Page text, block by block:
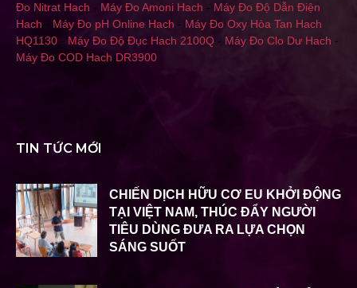
Đo Nitrat Hach - Máy Đo Amoni Hach - Máy Đo Độ Dẫn Điện
Hach - Máy Đo pH Online Hach - Máy Đo Oxy Hòa Tan Hach
HQ1130 - Máy Đo Độ Đục Hach 2100Q - Máy Đo Clo Dư Hach -
Máy Đo COD Hach DR3900
TIN TỨC MỚI
CHIẾN DỊCH HỮU CƠ EU KHỞI ĐỘNG
TẠI VIỆT NAM, THÚC ĐẨY NGƯỜI
TIÊU DÙNG ĐƯA RA LỰA CHỌN
SÁNG SUỐT